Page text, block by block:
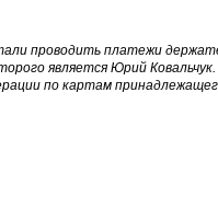
проводить платежи
является Юрий
по картам